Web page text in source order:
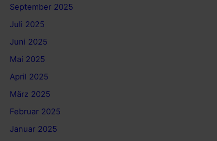
September 2025
Juli 2025
Juni 2025
Mai 2025
April 2025
März 2025
Februar 2025
Januar 2025